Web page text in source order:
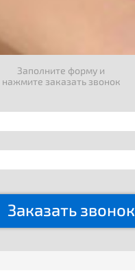
Заполните форму и
нажмите заказать звонок
Заказать звонок